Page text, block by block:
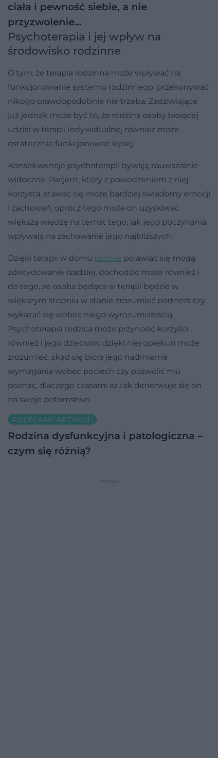
ciała i pewność siebie, a nie
przyzwolenie…
Psychoterapia i jej wpływ na
środowisko rodzinne
O tym, że terapia rodzinna może wpływać na
funkcjonowanie systemu rodzinnego, przekonywać
nikogo prawdopodobnie nie trzeba. Zadziwiające
już jednak może być to, że rodzina osoby biorącej
udział w terapii indywidualnej również może
ostatecznie funkcjonować lepiej.
Konsekwencje psychoterapii bywają zauważalnie
widoczne. Pacjent, który z powodzeniem z niej
korzysta, stawać się może bardziej świadomy emocji
i zachowań, oprócz tego może on uzyskiwać
większą wiedzę na temat tego, jak jego poczynania
wpływają na zachowanie jego najbliższych.
Dzięki terapii w domu kłótnie pojawiać się mogą
zdecydowanie rzadziej, dochodzić może również i
do tego, że osoba będąca w terapii będzie w
większym stopniu w stanie zrozumieć partnera czy
wykazać się wobec niego wyrozumiałością.
Psychoterapia rodzica może przynosić korzyści
również i jego dzieciom: dzięki niej opiekun może
zrozumieć, skąd się biorą jego nadmierne
wymagania wobec pociech czy pozwolić mu
poznać, dlaczego czasami aż tak denerwuje się on
na swoje potomstwo.
POLECANY ARTYKUŁ:
Rodzina dysfunkcyjna i patologiczna –
czym się różnią?